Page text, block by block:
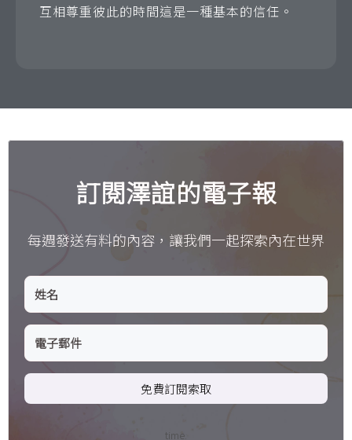
互相尊重彼此的時間這是一種基本的信任。
訂閱澤誼的電子報
每週發送有料的內容，讓我們一起探索內在世界
免費訂閱索取
time.